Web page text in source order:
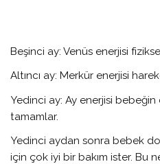
Beşinci ay: Venüs enerjisi
Altıncı ay: Merkür enerjisi
Yedinci ay: Ay enerjisi
tamamlar.
Yedinci aydan sonra bebek
için çok iyi bir bakım ister. Bu